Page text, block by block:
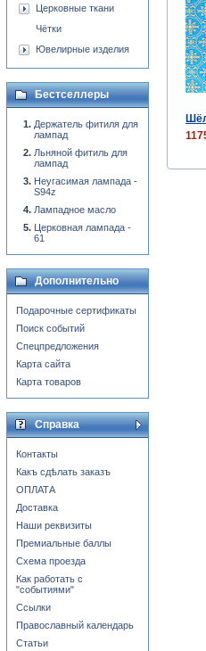
Церковные ткани
Чётки
Ювелирные изделия
Бестселлеры
Держатель фитиля для
лампад
Льняной фитиль для
лампад
Неугасимая лампада -
S94z
Лампадное масло
Церковная лампада -
61
Дополнительно
Подарочные сертификаты
Поиск событий
Спецпредложения
Карта сайта
Карта товаров
Справка
Контакты
Какъ сдѣлать заказъ
ОПЛАТА
Доставка
Наши реквизиты
Премиальные баллы
Схема проезда
Как работать с
"событиями"
Ссылки
Православный календарь
Статьи